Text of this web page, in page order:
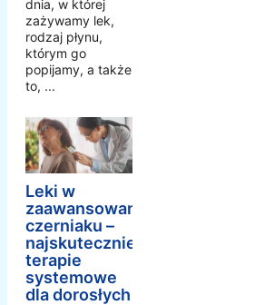
dnia, w której
zażywamy lek,
rodzaj płynu,
którym go
popijamy, a także
to, ...
Leki w
zaawansowanym
czerniaku –
najskuteczniejsze
terapie
systemowe
dla dorosłych